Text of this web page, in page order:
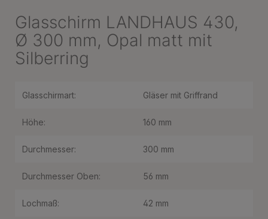
Glasschirm LANDHAUS 430,
Ø 300 mm, Opal matt mit
Silberring
Glasschirmart: Gläser mit Griffrand
Höhe: 160 mm
Durchmesser: 300 mm
Durchmesser Oben: 56 mm
Lochmaß: 42 mm